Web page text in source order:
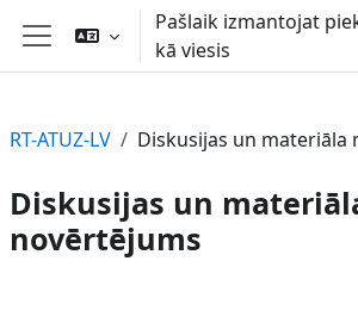
Atvērt galveno saturu
Sānu panelis
Pašlaik izmantojat
kā viesis
RT-ATUZ-LV Diskusijas un materiāla
Diskusijas un
novērtējums